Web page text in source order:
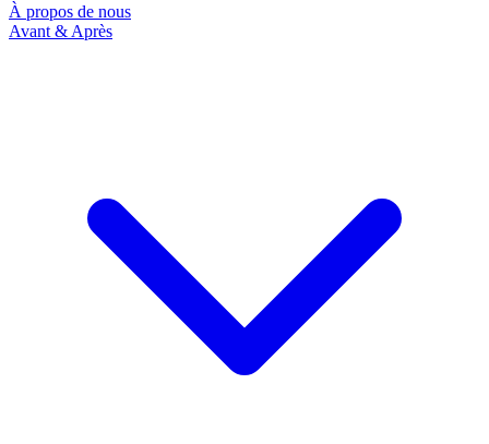
À propos de nous
Avant & Après